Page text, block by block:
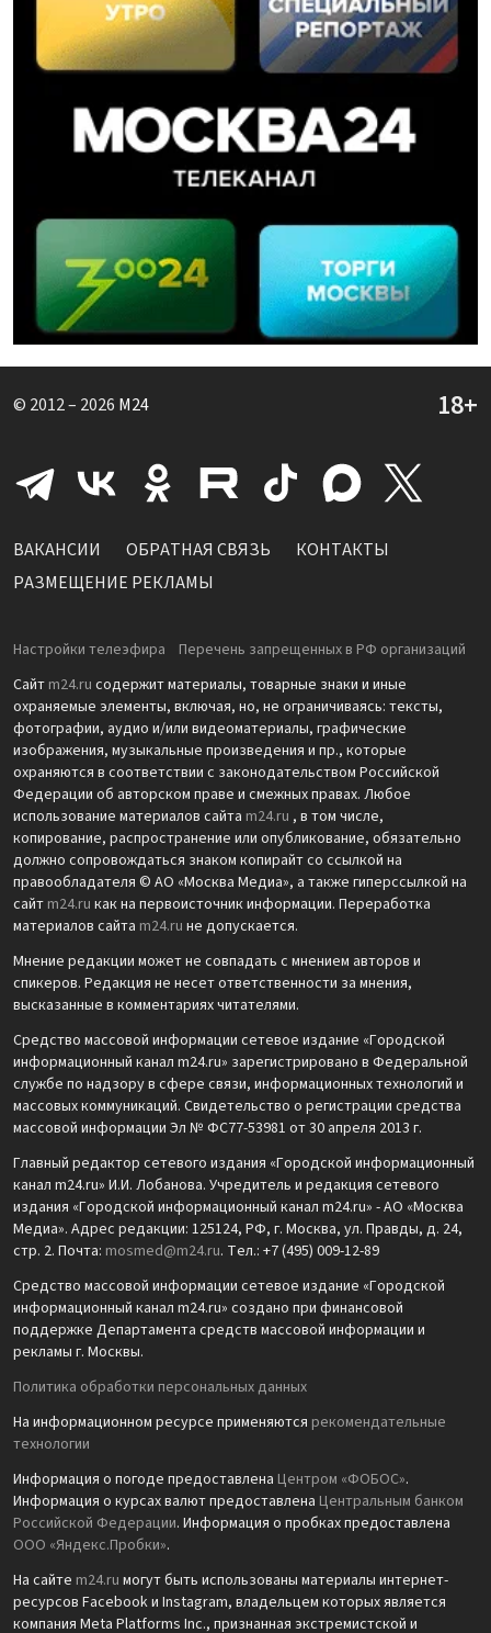
© 2012 – 2026 M24
ВАКАНСИИ ОБРАТНАЯ СВЯЗЬ
КОНТАКТЫ
РАЗМЕЩЕНИЕ РЕКЛАМЫ
Настройки телеэфира
Перечень запрещенных в РФ организаций
Сайт m24.ru содержит материалы, товарные знаки и иные
охраняемые элементы, включая, но, не ограничиваясь: тексты,
фотографии, аудио и/или видеоматериалы, графические
изображения, музыкальные произведения и пр., которые
охраняются в соответствии с законодательством Российской
Федерации об авторском праве и смежных правах. Любое
использование материалов сайта m24.ru , в том числе,
копирование, распространение или опубликование, обязательно
должно сопровождаться знаком копирайт со ссылкой на
правообладателя © АО «Москва Медиа», а также гиперссылкой на
сайт m24.ru как на первоисточник информации. Переработка
материалов сайта m24.ru не допускается.
Мнение редакции может не совпадать с мнением авторов и
спикеров. Редакция не несет ответственности за мнения,
высказанные в комментариях читателями.
Средство массовой информации сетевое издание «Городской
информационный канал m24.ru» зарегистрировано в Федеральной
службе по надзору в сфере связи, информационных технологий и
массовых коммуникаций. Свидетельство о регистрации средства
массовой информации Эл № ФС77-53981 от 30 апреля 2013 г.
Главный редактор сетевого издания «Городской информационный
канал m24.ru» И.И. Лобанова. Учредитель и редакция сетевого
издания «Городской информационный канал m24.ru» - АО «Москва
Медиа». Адрес редакции: 125124, РФ, г. Москва, ул. Правды, д. 24,
стр. 2. Почта: mosmed@m24.ru. Тел.: +7 (495) 009-12-89
Средство массовой информации сетевое издание «Городской
информационный канал m24.ru» создано при финансовой
поддержке Департамента средств массовой информации и
рекламы г. Москвы.
Политика обработки персональных данных
На информационном ресурсе применяются рекомендательные
технологии
Информация о погоде предоставлена Центром «ФОБОС».
Информация о курсах валют предоставлена Центральным банком
Российской Федерации. Информация о пробках предоставлена
ООО «Яндекс.Пробки».
На сайте m24.ru могут быть использованы материалы интернет-
ресурсов Facebook и Instagram, владельцем которых является
компания Meta Platforms Inc., признанная экстремистской и